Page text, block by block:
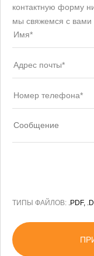
контактную форму
мы свяжемся с вами
ТИПЫ ФАЙЛОВ: .PDF,